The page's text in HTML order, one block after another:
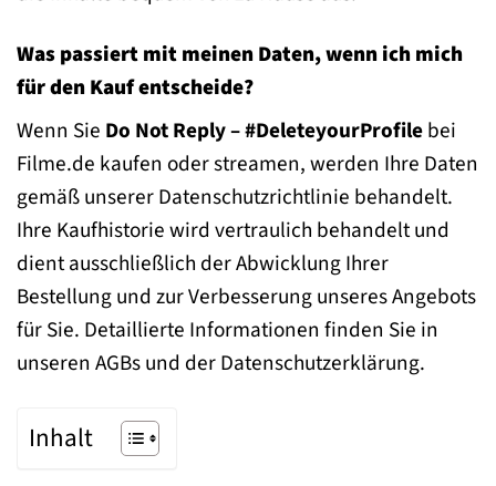
Was passiert mit meinen Daten, wenn ich mich
für den Kauf entscheide?
Wenn Sie Do Not Reply – #DeleteyourProfilebei
Filme.de kaufen oder streamen, werden Ihre Daten
gemäß unserer Datenschutzrichtlinie behandelt.
Ihre Kaufhistorie wird vertraulich behandelt und
dient ausschließlich der Abwicklung Ihrer
Bestellung und zur Verbesserung unseres Angebots
für Sie. Detaillierte Informationen finden Sie in
unseren AGBs und der Datenschutzerklärung.
Inhalt